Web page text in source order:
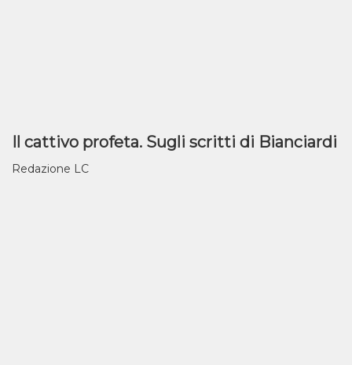
Il cattivo profeta. Sugli scritti di Bianciardi
Redazione LC